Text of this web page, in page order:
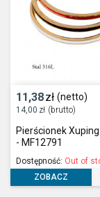
11,38zł (netto)
14,00 zł (brutto)
Pierścionek
- MF12791
Dostępność: Out of
ZOBACZ